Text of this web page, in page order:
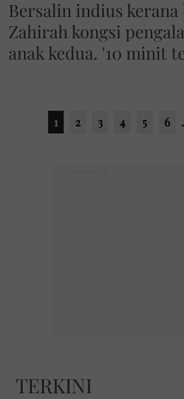
Bersalin indius kerana
Zahirah kongsi
anak kedua. '10 minit
1 2 3 4 5 6
TERKINI